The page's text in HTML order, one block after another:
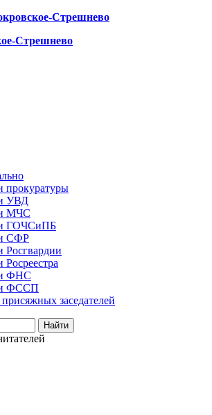
Стрешнево
Стрешнево
прокуратуры
УВД
МЧС
ГОЧСиПБ
СФР
Росгвардии
Росреестра
ФНС
ФССП
заседателей